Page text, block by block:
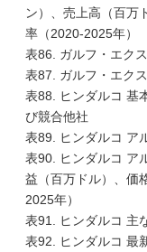
ン）、売上高（百万
率（2020-2025年）
表86. ガルフ・エク
表87. ガルフ・エク
表88. ヒンダルコ 基
び競合他社
表89. ヒンダルコ ア
表90. ヒンダルコ ア
益（百万ドル）、価
2025年）
表91. ヒンダルコ 主
表92. ヒンダルコ 最